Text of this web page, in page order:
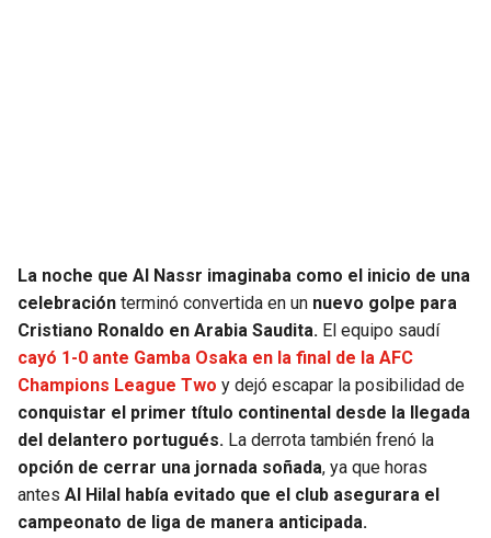
LIONS
PACKERS
VIKINGS
NUGGETS
TIMBERWOLVES
THUNDER
La noche que Al Nassr imaginaba como el inicio de una
celebración terminó convertida en un nuevo golpe para
Cristiano Ronaldo en Arabia Saudita. El equipo saudí
cayó 1-0 ante Gamba Osaka en la final de la AFC
Champions League Two y dejó escapar la posibilidad de
conquistar el primer título continental desde la llegada
del delantero portugués. La derrota también frenó la
opción de cerrar una jornada soñada, ya que horas
antes Al Hilal había evitado que el club asegurara el
campeonato de liga de manera anticipada.